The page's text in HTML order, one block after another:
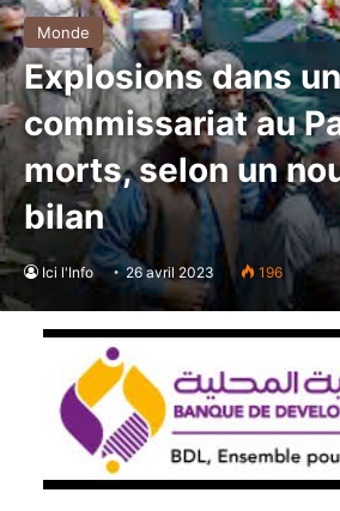
Monde
Explosions dans un
commissariat au
morts, selon un
bilan
Ici l'Info 26 avril 2023 196